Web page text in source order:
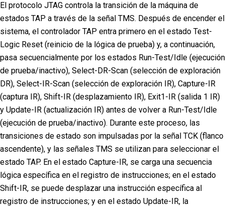
El protocolo JTAG controla la transición de la máquina de
estados TAP a través de la señal TMS. Después de encender el
sistema, el controlador TAP entra primero en el estado Test-
Logic Reset (reinicio de la lógica de prueba) y, a continuación,
pasa secuencialmente por los estados Run-Test/Idle (ejecución
de prueba/inactivo), Select-DR-Scan (selección de exploración
DR), Select-IR-Scan (selección de exploración IR), Capture-IR
(captura IR), Shift-IR (desplazamiento IR), Exit1-IR (salida 1 IR)
y Update-IR (actualización IR) antes de volver a Run-Test/Idle
(ejecución de prueba/inactivo). Durante este proceso, las
transiciones de estado son impulsadas por la señal TCK (flanco
ascendente), y las señales TMS se utilizan para seleccionar el
estado TAP. En el estado Capture-IR, se carga una secuencia
lógica específica en el registro de instrucciones; en el estado
Shift-IR, se puede desplazar una instrucción específica al
registro de instrucciones; y en el estado Update-IR, la